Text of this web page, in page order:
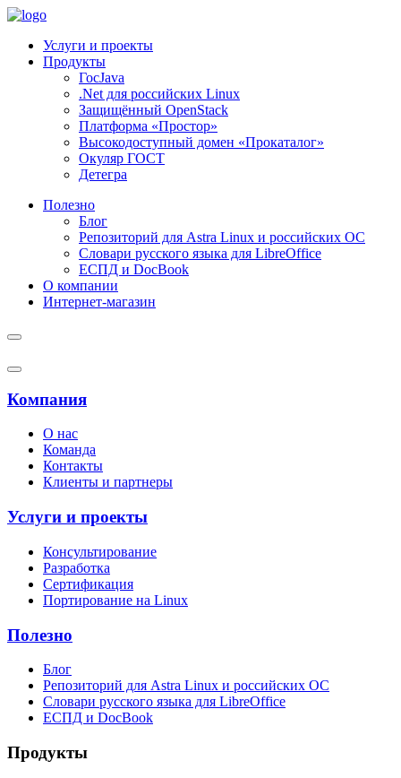
Услуги и проекты
Продукты
ГосJava
.Net для российских Linux
Защищённый OpenStack
Платформа «Простор»
Высокодоступный домен «Прокаталог»
Окуляр ГОСТ
Детегра
Полезно
Блог
Репозиторий для Astra Linux и российских ОС
Словари русского языка для LibreOffice
ЕСПД и DocBook
О компании
Интернет-магазин
Компания
О нас
Команда
Контакты
Клиенты и партнеры
Услуги и проекты
Консультирование
Разработка
Сертификация
Портирование на Linux
Полезно
Блог
Репозиторий для Astra Linux и российских ОС
Словари русского языка для LibreOffice
ЕСПД и DocBook
Продукты